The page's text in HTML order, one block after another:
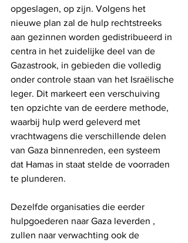
opgeslagen, op zijn. Volgens het
nieuwe plan zal de hulp rechtstreeks
aan gezinnen worden gedistribueerd in
centra in het zuidelijke deel van de
Gazastrook, in gebieden die volledig
onder controle staan ​​van het Israëlische
leger. Dit markeert een verschuiving
ten opzichte van de eerdere methode,
waarbij hulp werd geleverd met
vrachtwagens die verschillende delen
van Gaza binnenreden, een systeem
dat Hamas in staat stelde de voorraden
te plunderen.
Dezelfde organisaties die eerder
hulpgoederen naar Gaza leverden ,
zullen naar verwachting ook de